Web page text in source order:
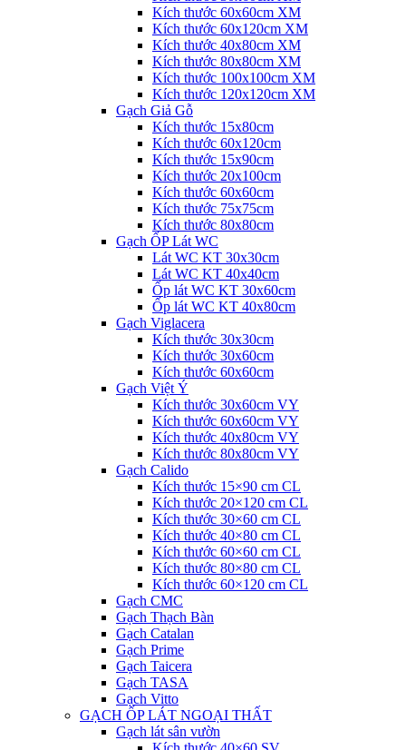
Kích thước 60x60cm XM
Kích thước 60x120cm XM
Kích thước 40x80cm XM
Kích thước 80x80cm XM
Kích thước 100x100cm XM
Kích thước 120x120cm XM
Gạch Giả Gỗ
Kích thước 15x80cm
Kích thước 60x120cm
Kích thước 15x90cm
Kích thước 20x100cm
Kích thước 60x60cm
Kích thước 75x75cm
Kích thước 80x80cm
Gạch ỐP Lát WC
Lát WC KT 30x30cm
Lát WC KT 40x40cm
Ốp lát WC KT 30x60cm
Ốp lát WC KT 40x80cm
Gạch Viglacera
Kích thước 30x30cm
Kích thước 30x60cm
Kích thước 60x60cm
Gạch Việt Ý
Kích thước 30x60cm VY
Kích thước 60x60cm VY
Kích thước 40x80cm VY
Kích thước 80x80cm VY
Gạch Calido
Kích thước 15×90 cm CL
Kích thước 20×120 cm CL
Kích thước 30×60 cm CL
Kích thước 40×80 cm CL
Kích thước 60×60 cm CL
Kích thước 80×80 cm CL
Kích thước 60×120 cm CL
Gạch CMC
Gạch Thạch Bàn
Gạch Catalan
Gạch Prime
Gạch Taicera
Gạch TASA
Gạch Vitto
GẠCH ỐP LÁT NGOẠI THẤT
Gạch lát sân vườn